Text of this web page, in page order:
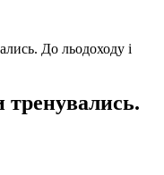
До льодоходу і